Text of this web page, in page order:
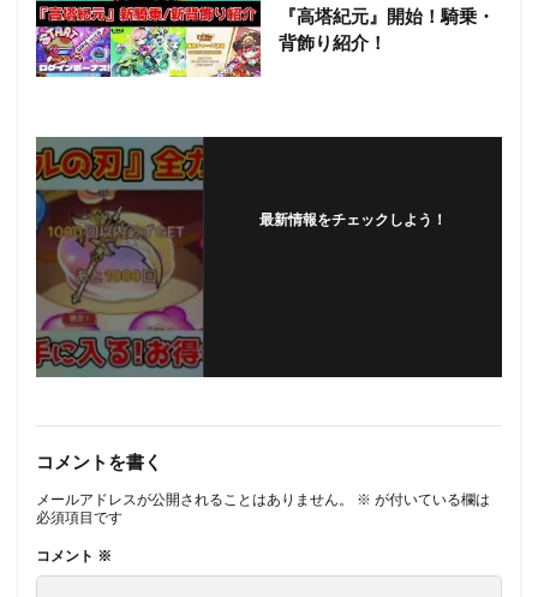
『高塔紀元』開始！騎乗・
背飾り紹介！
最新情報をチェックしよう！
コメントを書く
メールアドレスが公開されることはありません。 ※ が付いている欄は
必須項目です
コメント ※